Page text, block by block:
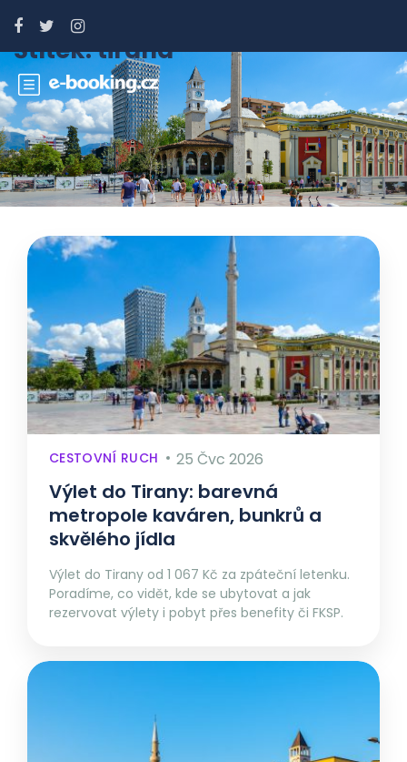
Štítek:tirana
CESTOVNÍ RUCH 25 Čvc 2026
Výlet do Tirany: barevná
metropole kaváren, bunkrů a
skvělého jídla
Výlet do Tirany od 1 067 Kč za zpáteční letenku.
Poradíme, co vidět, kde se ubytovat a jak
rezervovat výlety i pobyt přes benefity či FKSP.